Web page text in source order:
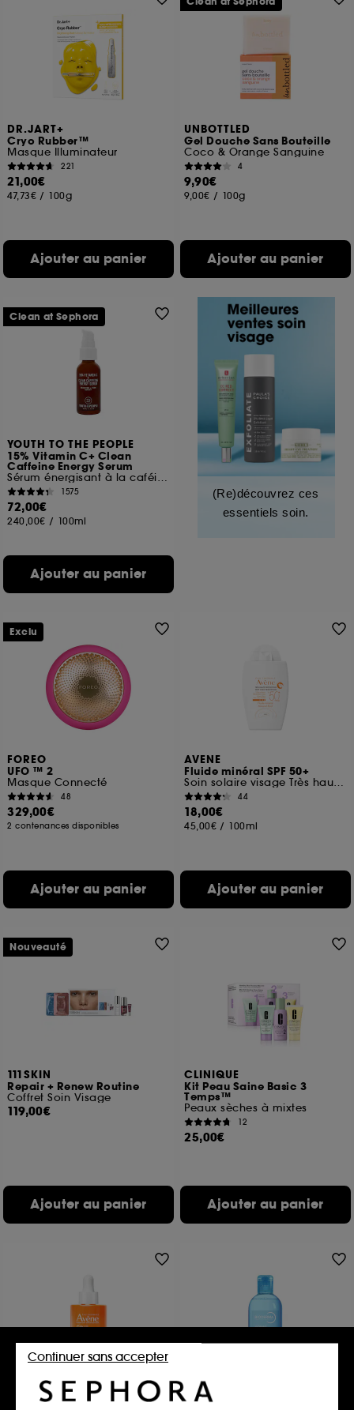
DR.JART+
Cryo Rubber™
Masque Illuminateur
221
21,00€
47,73€ / 100g
Ajouter au panier
UNBOTTLED
Gel Douche Sans Bouteille
Coco & Orange Sanguine
4
9,90€
9,00€ / 100g
Ajouter au panier
YOUTH TO THE PEOPLE
15% Vitamin C+ Clean
Caffeine Energy Serum
Sérum énergisant à la caféine
1575
72,00€
240,00€ / 100ml
Ajouter au panier
Clean at Sephora
(Re)découvrez ces
essentiels soin.
FOREO
UFO ™ 2
Masque Connecté
48
329,00€
2 contenances disponibles
Ajouter au panier
Exclu
AVENE
Fluide minéral SPF 50+
Soin solaire visage Très haute protection
44
18,00€
45,00€ / 100ml
Ajouter au panier
111SKIN
Repair + Renew Routine
Coffret Soin Visage
119,00€
Ajouter au panier
Nouveauté
CLINIQUE
Kit Peau Saine Basic 3
Temps™
Peaux sèches à mixtes
12
25,00€
Ajouter au panier
AVENE
ULTRA SERUM SPF50+
BIODERMA
Hydrabio Tonique
Continuer sans accepter